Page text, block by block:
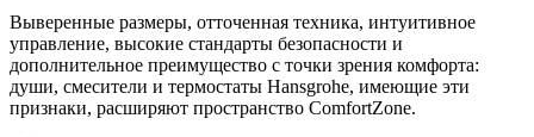
Выверенные размеры, отточенная техника, интуитивное
управление, высокие стандарты безопасности и
дополнительное преимущество с точки зрения комфорта:
души, смесители и термостаты Hansgrohe, имеющие эти
признаки, расширяют пространство ComfortZone.